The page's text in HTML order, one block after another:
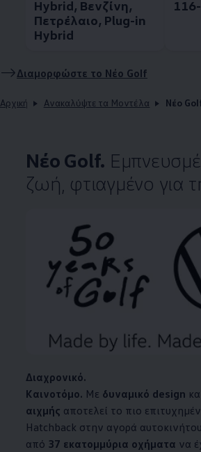
Hybrid, Βενζίνη,
Πετρέλαιο, Plug-in
Hybrid
Διαμορφώστε το Νέο Golf
Αρχική Ανακαλύψτε τα Μοντέλα Νέο
Νέο Golf.
ζωή, φτιαγμένο για
Διαχρονικό.
Καινοτόμο. Με δυναμικό design
αιχμής αποτελεί το πιο
Hatchback στην αγορά
από 37 εκατομμύρια οχήματα να